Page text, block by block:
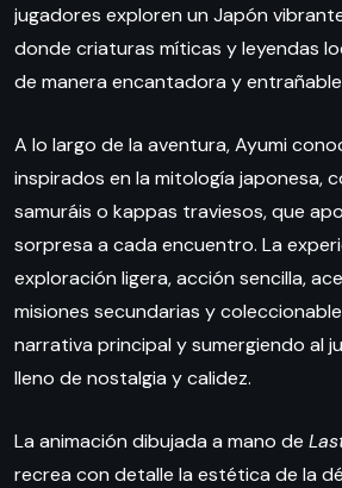
jugadores exploren un Japón
donde criaturas míticas y leyendas
de manera encantadora y
A lo largo de la aventura, Ayumi
inspirados en la mitología japonesa,
samuráis o kappas traviesos, que
sorpresa a cada encuentro. La
exploración ligera, acción sencilla,
misiones secundarias y
narrativa principal y sumergiendo al
lleno de nostalgia y calidez.
La animación dibujada a mano de
recrea con detalle la estética de la